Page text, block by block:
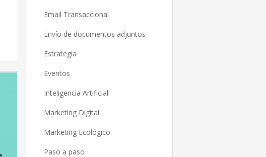
Email Transaccional
Envío de documentos adjuntos
Estrategia
Eventos
Inteligencia Artificial
Marketing Digital
Marketing Ecológico
Paso a paso